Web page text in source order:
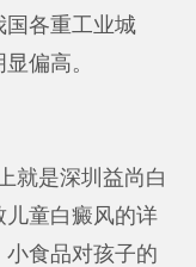
国各重工业城
偏高。
就是深圳益尚白
儿童白癜风的详
食品对孩子的